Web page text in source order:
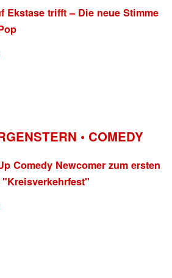
Ekstase trifft – Die neue Stimme
• COMEDY
Comedy Newcomer zum ersten